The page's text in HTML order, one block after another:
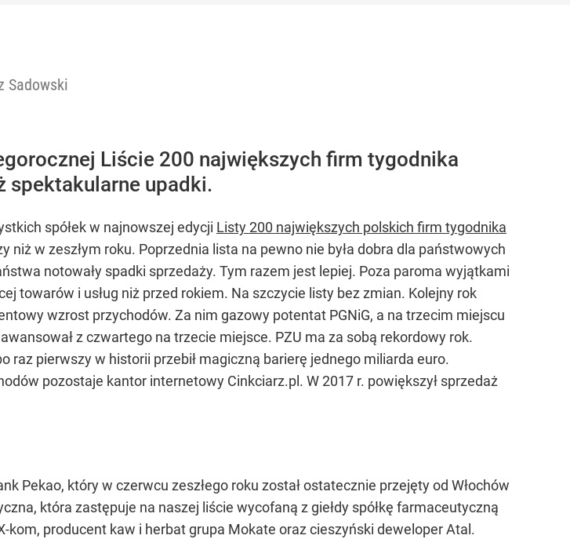
polskiego prezydenta
Sadowski
Polskich Firm
Liście 200 największych firm tygodnika
spektakularne upadki.
spółek w najnowszej edycji Listy 200 największych polskich firm tygodnika
niż w zeszłym roku. Poprzednia lista na pewno nie była dobra dla państwowych
notowały spadki sprzedaży. Tym razem jest lepiej. Poza paroma wyjątkami
towarów i usług niż przed rokiem. Na szczycie listy bez zmian. Kolejny rok
wzrost przychodów. Za nim gazowy potentat PGNiG, a na trzecim miejscu
z czwartego na trzecie miejsce. PZU ma za sobą rekordowy rok.
raz pierwszy w historii przebił magiczną barierę jednego miliarda euro.
pozostaje kantor internetowy Cinkciarz.pl. W 2017 r. powiększył sprzedaż
Pekao, który w czerwcu zeszłego roku został ostatecznie przejęty od Włochów
która zastępuje na naszej liście wycofaną z giełdy spółkę farmaceutyczną
kom, producent kaw i herbat grupa Mokate oraz cieszyński deweloper Atal.